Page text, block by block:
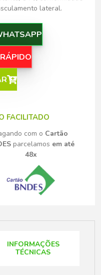
lateral.
FACILITADO
com o Cartão
parcelamos em até
48x
INFORMAÇÕES
TÉCNICAS